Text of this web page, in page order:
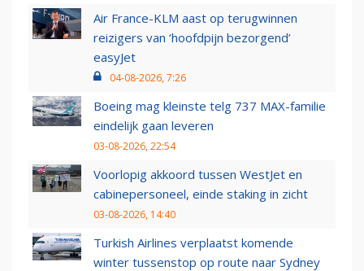
Air France-KLM aast op terugwinnen
reizigers van ‘hoofdpijn bezorgend’
easyJet
04-08-2026, 7:26
Boeing mag kleinste telg 737 MAX-familie
eindelijk gaan leveren
03-08-2026, 22:54
Voorlopig akkoord tussen WestJet en
cabinepersoneel, einde staking in zicht
03-08-2026, 14:40
Turkish Airlines verplaatst komende
winter tussenstop op route naar Sydney